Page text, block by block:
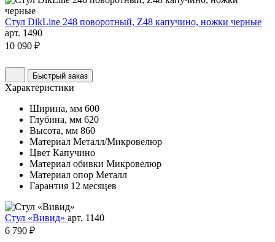
Стул DikLine 248 поворотный, Z48 капучино, ножки черные
арт. 1490
10 090 ₽
Быстрый заказ
Характеристики
Ширина, мм 600
Глубина, мм 620
Высота, мм 860
Материал Металл/Микровелюр
Цвет Капучино
Материал обивки Микровелюр
Материал опор Металл
Гарантия 12 месяцев
Стул «Вивид» арт. 1140
6 790 ₽